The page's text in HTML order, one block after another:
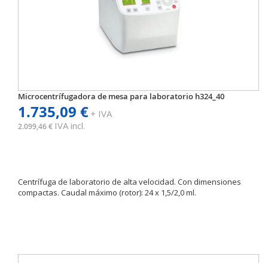
Microcentrífugadora de mesa para laboratorio h324_40
1.735,09 €+ IVA
2.099,46 € IVA incl.
Centrífuga de laboratorio de alta velocidad. Con dimensiones
compactas. Caudal máximo (rotor): 24 x 1,5/2,0 ml.